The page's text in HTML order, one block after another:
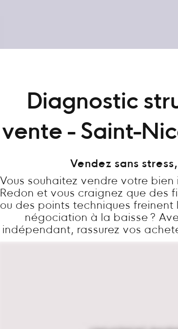
Diagnostic
vente - Saint-
Vendez sans
Vous souhaitez vendre votre
Redon et vous craignez que des
ou des points techniques
négociation à la baisse ?
indépendant, rassurez vos